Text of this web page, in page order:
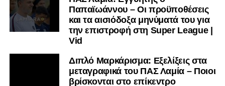
Παπαϊωάννου – Οι προϋποθέσεις
και τα αισιόδοξα μηνύματά του για
την επιστροφή στη Super League |
Vid
Διπλό Μαρκάρισμα: Εξελίξεις στα
μεταγραφικά του ΠΑΣ Λαμία – Ποιοι
βρίσκονται στο επίκεντρο